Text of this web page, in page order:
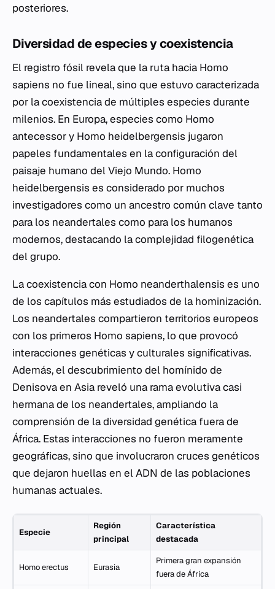
posteriores.
Diversidad de especies y coexistencia
El registro fósil revela que la ruta hacia Homo
sapiens no fue lineal, sino que estuvo caracterizada
por la coexistencia de múltiples especies durante
milenios. En Europa, especies como Homo
antecessory Homo heidelbergensis jugaron
papeles fundamentales en la configuración del
paisaje humano del Viejo Mundo. Homo
heidelbergensis es considerado por muchos
investigadores como un ancestro común clave tanto
para los neandertales como para los humanos
modernos, destacando la complejidad filogenética
del grupo.
La coexistencia con Homo neanderthalensis es uno
de los capítulos más estudiados de la hominización.
Los neandertales compartieron territorios europeos
con los primeros Homo sapiens, lo que provocó
interacciones genéticas y culturales significativas.
Además, el descubrimiento del homínido de
Denisova en Asia reveló una rama evolutiva casi
hermana de los neandertales, ampliando la
comprensión de la diversidad genética fuera de
África. Estas interacciones no fueron meramente
geográficas, sino que involucraron cruces genéticos
que dejaron huellas en el ADN de las poblaciones
humanas actuales.
Especie
Región
principal
Característica
destacada
Homo erectus Eurasia
Primera gran expansión
fuera de África